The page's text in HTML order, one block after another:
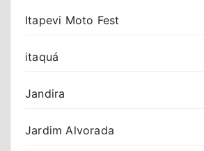
Itapevi Moto Fest
itaquá
Jandira
Jardim Alvorada